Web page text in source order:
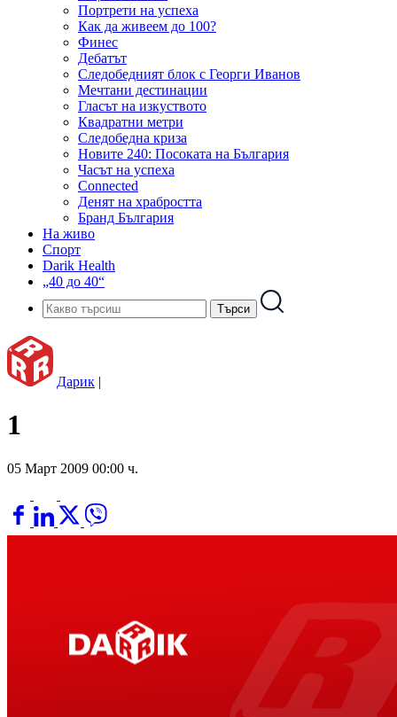
Портрети на успеха
Как да живеем до 100?
Финес
Дебатът
Следобедният блок с Георги Иванов
Мечтани дестинации
Гласът на изкуството
Квадратни метри
Следобедна криза
Новите 240: Посоката на България
Часът на успеха
Connected
Денят на храбростта
Бранд България
На живо
Спорт
Darik Health
„40 до 40“
Дарик |
1
05 Март 2009 00:00 ч.